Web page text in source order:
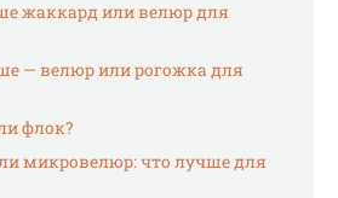
жаккард или велюр для
— велюр или рогожка для
флок?
микровелюр: что лучше для